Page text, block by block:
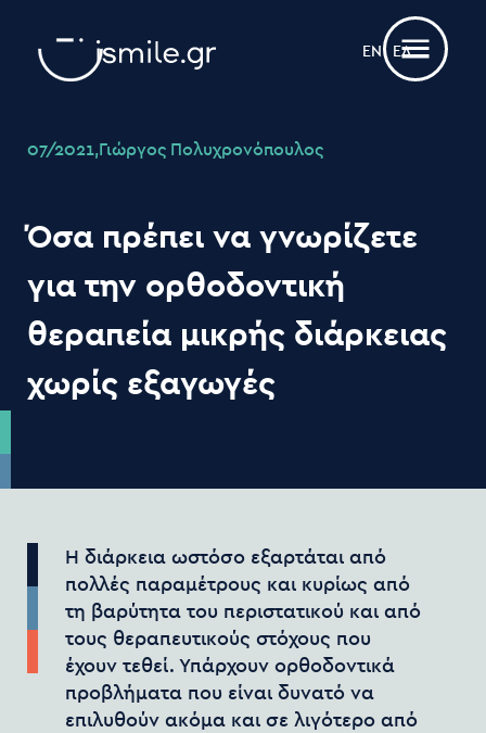
ΕΝ ΕΛ
07/2021,Γιώργος Πολυχρονόπουλος
Όσα πρέπει να γνωρίζετε
για την ορθοδοντική
θεραπεία μικρής διάρκειας
χωρίς εξαγωγές
Η διάρκεια ωστόσο εξαρτάται από
πολλές παραμέτρους και κυρίως από
τη βαρύτητα του περιστατικού και από
τους θεραπευτικούς στόχους που
έχουν τεθεί. Υπάρχουν ορθοδοντικά
προβλήματα που είναι δυνατό να
επιλυθούν ακόμα και σε λιγότερο από